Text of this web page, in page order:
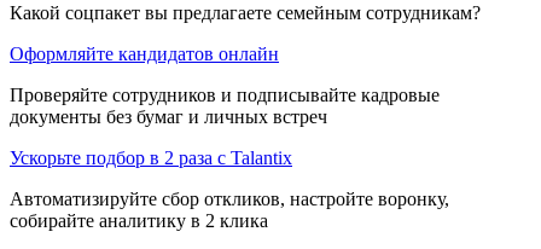
Какой соцпакет вы предлагаете семейным сотрудникам?
Оформляйте кандидатов онлайн
Проверяйте сотрудников и подписывайте кадровые
документы без бумаг и личных встреч
Ускорьте подбор в 2 раза с Talantix
Автоматизируйте сбор откликов, настройте воронку,
собирайте аналитику в 2 клика